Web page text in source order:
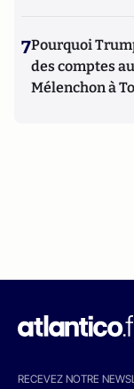
7Pourquoi
des comptes
Mélenchon à
RECEVEZ NOTRE